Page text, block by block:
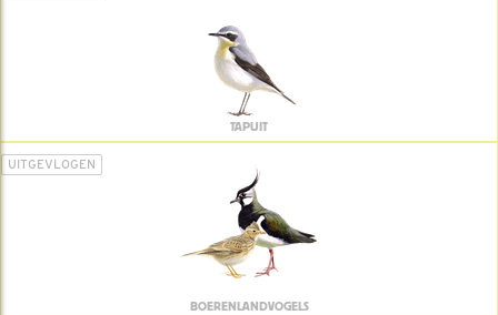
TAPUIT
UITGEVLOGEN
BOERENLANDVOGELS